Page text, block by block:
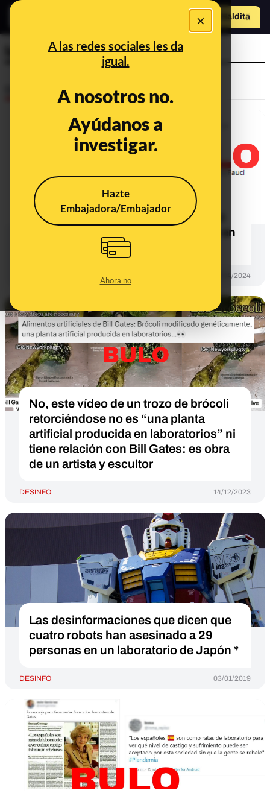
×
A las redes sociales les da
igual.
A nosotros no.
Ayúdanos a
investigar.
Hazte
Embajadora/Embajador
Ahora no
Hazte Maldito
laboratorio
El bulo que vincula a Anthony Fauci
con “un complot para crear COVID en
un laboratorio”
26/04/2024
No, este vídeo de un trozo de brócoli
retorciéndose no es “una planta
artificial producida en laboratorios” ni
tiene relación con Bill Gates: es obra
de un artista y escultor
DESINFO 14/12/2023
Las desinformaciones que dicen que
cuatro robots han asesinado a 29
personas en un laboratorio de Japón *
DESINFO 03/01/2019